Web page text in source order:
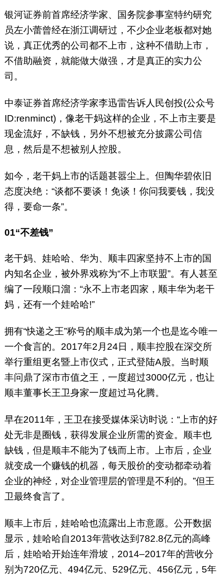
银河证券前首席经济学家、国务院参事室特约研究
员左小蕾曾经在浙江调研过，不少企业老板都对她
说，真正优秀的公司都不上市，这种不借助上市，
不借助融资，就能做大做强，才是真正的实力公
司。
中泰证券首席经济学家李迅雷告诉人民创投(公众号
ID:renminct)，像老干妈这样的企业，不上市主要是
现金流好，不缺钱，另外不想被充分披露公司信
息，然后是不想被别人控股。
如今，老干妈上市的话题甚嚣尘上。但陶华碧依旧
态度决绝：“谈都不要谈！免谈！你问我要钱，我没
得，要命一条”。
01“不差钱”
老干妈、娃哈哈、华为、顺丰四家坚持不上市的国
内知名企业，被外界戏称为“不上市联盟”。有人甚至
编了一段顺口溜：“永不上市老四家，顺丰华为老干
妈，还有一个娃哈哈!”
拥有“快递之王”称号的顺丰成为第一个也是迄今唯一
一个食言的。2017年2月24日，顺丰控股在深交所
举行重组更名暨上市仪式，正式登陆A股。当时顺
丰问鼎了深市市值之王，一度超过3000亿元，也让
顺丰董事长王卫身家一度超过马化腾。
早在2011年，王卫在接受媒体采访时说：“上市的好
处无非是圈钱，获得发展企业所需的资金。顺丰也
缺钱，但是顺丰不能为了钱而上市。上市后，企业
就变成一个赚钱的机器，每天股价的变动都牵动着
企业的神经，对企业管理层的管理是不利的。”但王
卫最终食言了。
顺丰上市后，娃哈哈也流露出上市意愿。公开数据
显示，娃哈哈自2013年营收达到782.8亿元的高峰
后，娃哈哈开始连年滑坡，2014–2017年的营收分
别为720亿元、494亿元、529亿元、456亿元，5年